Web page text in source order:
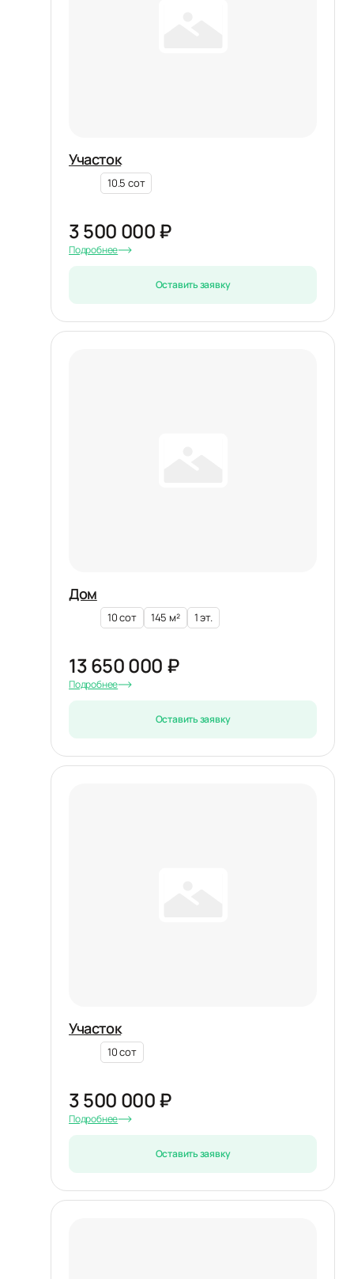
Участок
10.5 сот
3 500 000 ₽
Подробнее
Оставить заявку
Дом
10 сот 145 м² 1 эт.
13 650 000 ₽
Подробнее
Оставить заявку
Участок
10 сот
3 500 000 ₽
Подробнее
Оставить заявку